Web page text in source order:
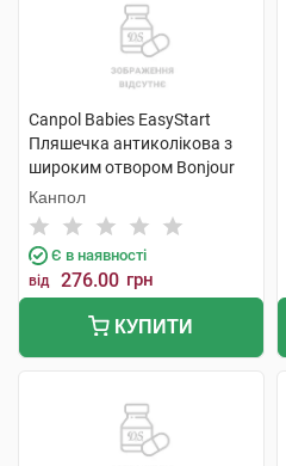
Canpol Babies EasyStart
Пляшечка антиколікова з
широким отвором Bonjour
Paris 120 мл 1 шт
Канпол
Є в наявності
від 276.00 грн
КУПИТИ